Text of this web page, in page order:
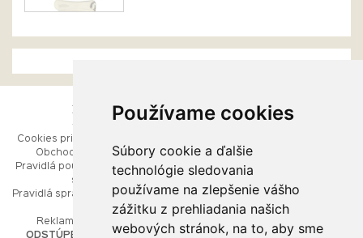
Používame cookies
Súbory cookie a ďalšie
technológie sledovania
používame na zlepšenie vášho
zážitku z prehliadania našich
webových stránok, na to, aby sme
ESHOP
Cookies pri prezeraní stránok
Obchodné podmienky
Pravidlá používania webových
stránok
Pravidlá spracúvania osobných
Reklamačný poriadok
ODSTÚPENIE OD ZMLUVY
RÝCHLE MENU
Ako balíme Vaše šperky
Kontaktujte nás
PORADŇA